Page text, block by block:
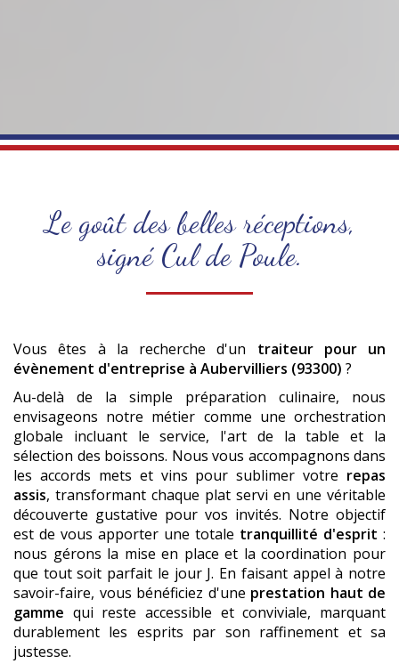
Le goût des belles réceptions,
signé Cul de Poule.
Vous êtes à la recherche d'un traiteur pour un
évènement d'entreprise à Aubervilliers (93300) ?
Au-delà de la simple préparation culinaire, nous
envisageons notre métier comme une orchestration
globale incluant le service, l'art de la table et la
sélection des boissons. Nous vous accompagnons dans
les accords mets et vins pour sublimer votre repas
assis, transformant chaque plat servi en une véritable
découverte gustative pour vos invités. Notre objectif
est de vous apporter une totale tranquillité d'esprit :
nous gérons la mise en place et la coordination pour
que tout soit parfait le jour J. En faisant appel à notre
savoir-faire, vous bénéficiez d'une prestation haut de
gamme qui reste accessible et conviviale, marquant
durablement les esprits par son raffinement et sa
justesse.